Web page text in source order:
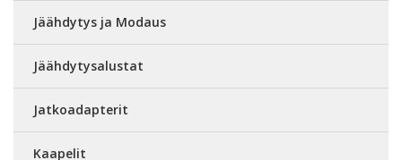
Jäähdytys ja Modaus
Jäähdytysalustat
Jatkoadapterit
Kaapelit